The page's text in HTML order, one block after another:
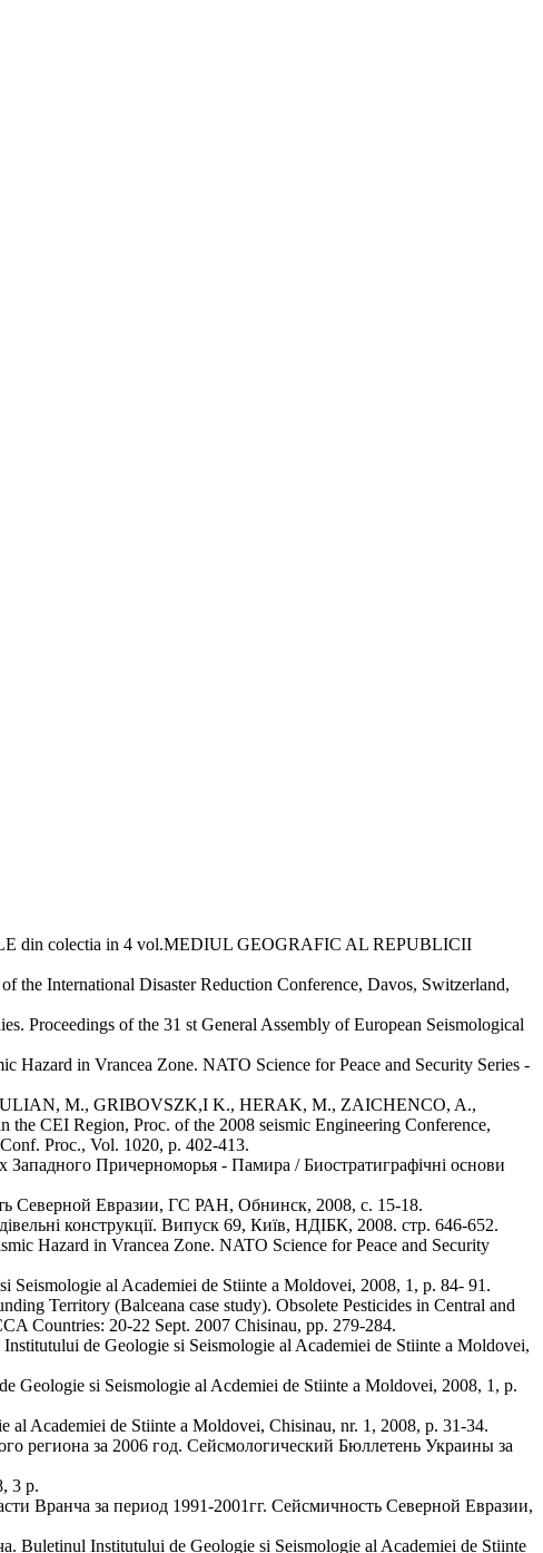
din colectia in 4 vol.MEDIUL GEOGRAFIC AL REPUBLICII
the International Disaster Reduction Conference, Davos, Switzerland,
Proceedings of the 31 st General Assembly of European Seismological
Hazard in Vrancea Zone. NATO Science for Peace and Security Series -
M., GRIBOVSZK,I K., HERAK, M., ZAICHENCO, A.,
CEI Region, Proc. of the 2008 seismic Engineering Conference,
Proc., Vol. 1020, p. 402-413.
Причерноморья - Памира / Биостратиграфiчнi основи
Северной Евразии, ГС РАН, Обнинск, 2008, с. 15-18.
конструкції. Випуск 69, Київ, НДІБК, 2008. стр. 646-652.
Hazard in Vrancea Zone. NATO Science for Peace and Security
al Academiei de Stiinte a Moldovei, 2008, 1, p. 84- 91.
Territory (Balceana case study). Obsolete Pesticides in Central and
Countries: 20-22 Sept. 2007 Chisinau, pp. 279-284.
de Geologie si Seismologie al Academiei de Stiinte a Moldovei,
si Seismologie al Acdemiei de Stiinte a Moldovei, 2008, 1, p.
Academiei de Stiinte a Moldovei, Chisinau, nr. 1, 2008, p. 31-34.
за 2006 год. Сейсмологический Бюллетень Украины за
3 p.
за период 1991-2001гг. Сейсмичность Северной Евразии,
Institutului de Geologie si Seismologie al Academiei de Stiinte